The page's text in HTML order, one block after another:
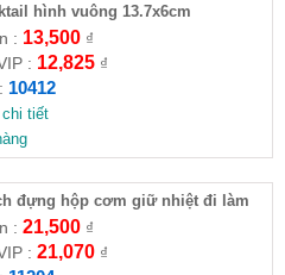
hình vuông 13.7x6cm
: 13,500₫
: 12,825₫
10412
tiết
đựng hộp cơm giữ nhiệt đi làm
đáng yêu
: 21,500₫
: 21,070₫